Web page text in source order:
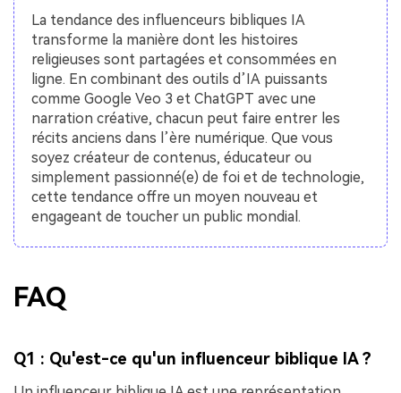
La tendance des influenceurs bibliques IA
transforme la manière dont les histoires
religieuses sont partagées et consommées en
ligne. En combinant des outils d’IA puissants
comme Google Veo 3 et ChatGPT avec une
narration créative, chacun peut faire entrer les
récits anciens dans l’ère numérique. Que vous
soyez créateur de contenus, éducateur ou
simplement passionné(e) de foi et de technologie,
cette tendance offre un moyen nouveau et
engageant de toucher un public mondial.
FAQ
Q1 : Qu'est-ce qu'un influenceur biblique IA ?